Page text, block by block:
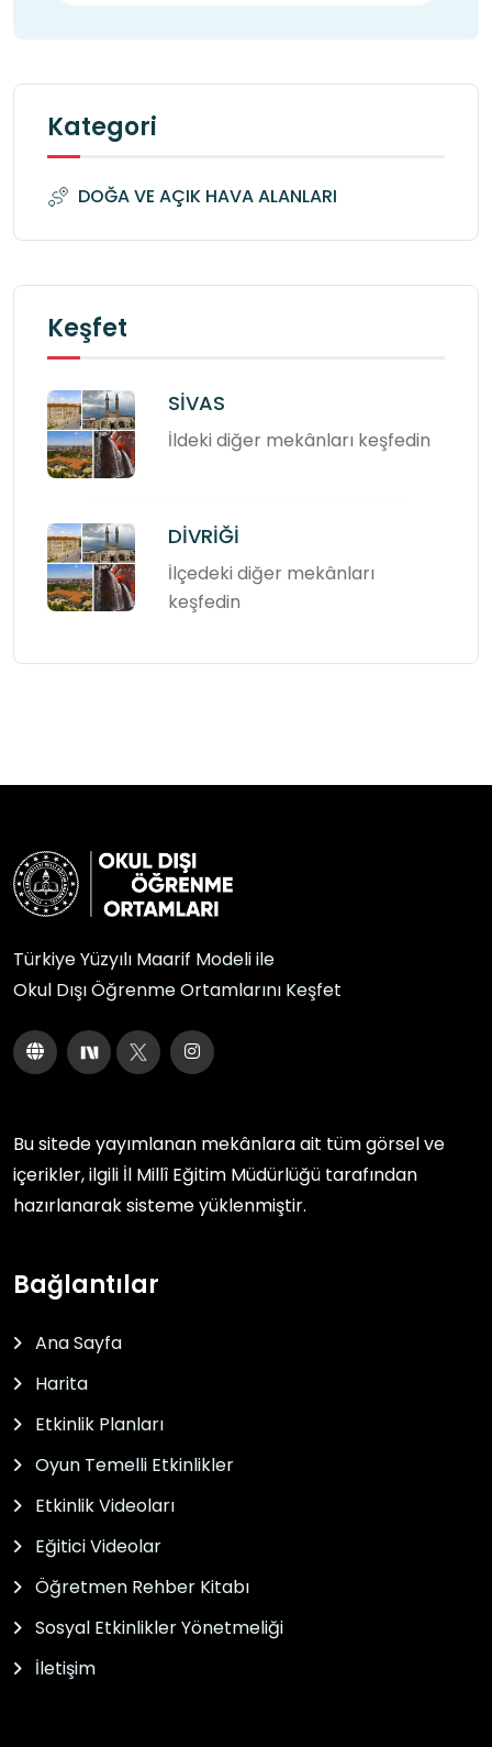
Kategori
DOĞA VE AÇIK HAVA ALANLARI
Keşfet
SİVAS
İldeki diğer mekânları keşfedin
DİVRİĞİ
İlçedeki diğer mekânları
keşfedin
Türkiye Yüzyılı Maarif Modeli ile
Okul Dışı Öğrenme Ortamlarını Keşfet
Bu sitede yayımlanan mekânlara ait tüm görsel ve
içerikler, ilgili İl Millî Eğitim Müdürlüğü tarafından
hazırlanarak sisteme yüklenmiştir.
Bağlantılar
Ana Sayfa
Harita
Etkinlik Planları
Oyun Temelli Etkinlikler
Etkinlik Videoları
Eğitici Videolar
Öğretmen Rehber Kitabı
Sosyal Etkinlikler Yönetmeliği
İletişim